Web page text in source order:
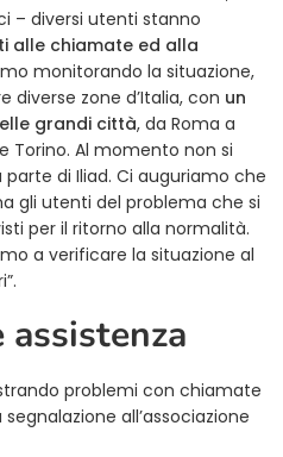
– diversi utenti stanno
alle chiamate ed alla
monitorando la situazione,
diverse zone d’Italia, con un
grandi città, da Roma a
Torino. Al momento non si
di Iliad. Ci auguriamo che
gli utenti del problema che si
per il ritorno alla normalità.
a verificare la situazione al
assistenza
problemi con chiamate
all’associazione